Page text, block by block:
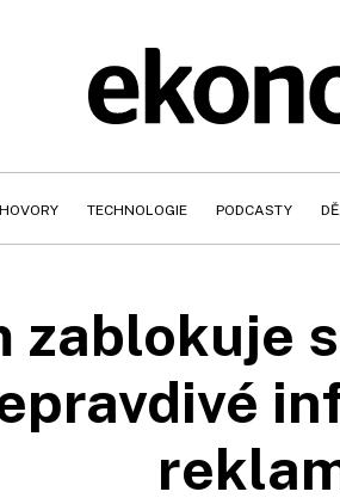
TECHNOLOGIE PODCASTY
zablokuje